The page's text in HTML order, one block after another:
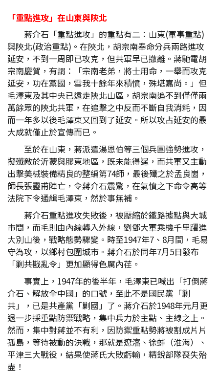
「重點進攻」在山東與陝北
蔣介石「重點進攻」的重點有二：山東(軍事重點)
與陝北(政治重點)。在陝北，胡宗南奉命分兵兩路進攻
延安，不到一周即已攻克，但共軍早已撤離。蔣馳電胡
宗南慶賀，有謂：「宗南老弟，將士用命，一舉而攻克
延安，功在黨國，雪我十餘年來積憤，殊堪嘉尚。」但
毛澤東及其中央已遠走陝北山區，胡宗南追不到僅僅兩
萬餘眾的陝北共軍，在追擊之中反而不斷自我消耗，因
而一年多以後毛澤東又回到了延安。所以攻占延安的最
大成就僅止於宣傳而已。
至於在山東，蔣派遣湯恩伯等三個兵團強勢進攻，
擬殲敵於沂蒙與膠東地區，既未能得逞，而共軍又主動
出擊美械裝備精良的整編第74師，最後殲之於孟良崮，
師長張靈甫陣亡，令蔣介石震驚，在氣憤之下命令高等
法院下令通緝毛澤東，然於事無補。
蔣介石重點進攻失敗後，被壓縮於鐵路據點與大城
市間，而毛則由內線轉入外線，劉鄧大軍乘機千里躍進
大別山後，戰略態勢驟變。時至1947年7、8月間，毛易
守為攻，以鄉村包圍城市。蔣介石於同年7月5日發布
「剿共戡亂令」更加顯得色厲內荏。
事實上，1947年的後半年，毛澤東已喊出「打倒蔣
介石、解放全中國」的口號，至此不是國民黨「剿
共」，已是共產黨「剿國」了。蔣介石於1948年元月更
退一步採重點防禦戰略，集中兵力於主點、主線之上。
然而，集中對蔣並不有利，因防禦重點勢將被割成片片
孤島，等待被動的決戰，那就是遼瀋、徐蚌（淮海）、
平津三大戰役，結果使蔣氏大敗虧輸，精銳部隊喪失殆
盡！